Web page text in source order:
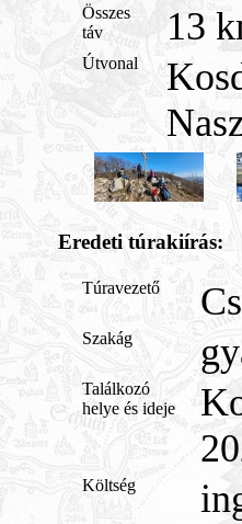
Összes
táv
13
Útvonal
Eredeti túrakiírás:
Túravezető
Szakág
Találkozó
helye és ideje
Költség